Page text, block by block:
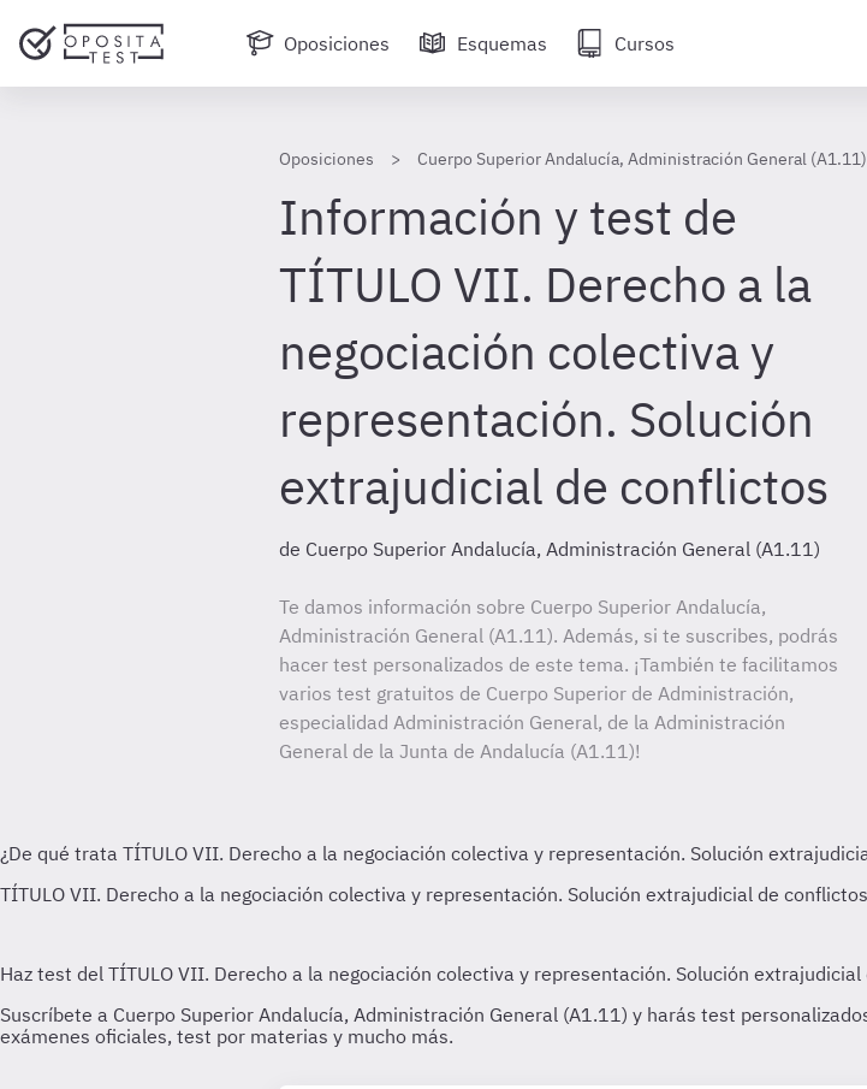
Oposiciones Esquemas Cursos
Oposiciones Cuerpo Superior Andalucía, Administración General (A1.11)
Información y test de
TÍTULO VII. Derecho a la
negociación colectiva y
representación. Solución
extrajudicial de conflictos
de Cuerpo Superior Andalucía, Administración General (A1.11)
Te damos información sobre Cuerpo Superior Andalucía,
Administración General (A1.11). Además, si te suscribes, podrás
hacer test personalizados de este tema. ¡También te facilitamos
varios test gratuitos de Cuerpo Superior de Administración,
especialidad Administración General, de la Administración
General de la Junta de Andalucía (A1.11)!